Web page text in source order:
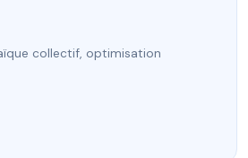
collectif, optimisation